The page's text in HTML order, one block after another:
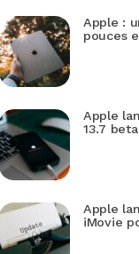
Apple :
pouces
Apple
13.7
Apple
iMovie